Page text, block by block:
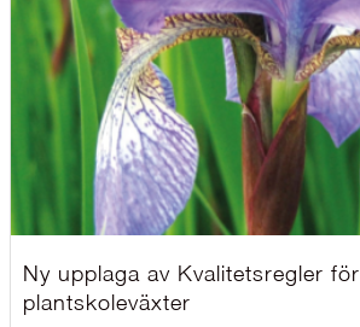
Ny upplaga av Kvalitetsregler för
plantskoleväxter